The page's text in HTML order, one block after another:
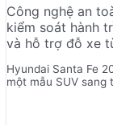
Công nghệ an
kiểm soát hành
và hỗ trợ đỗ xe
Hyundai Santa Fe
một mẫu SUV sang